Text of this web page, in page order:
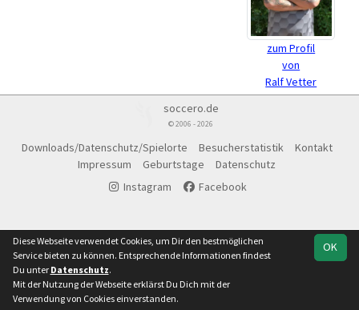
zum Profil
von
Ralf Vetter
soccero.de
© 2006 - 2026
Downloads/Datenschutz/Spielorte Besucherstatistik
Kontakt
Impressum
Geburtstage
Datenschutz
Instagram
Facebook
OK
Diese Webseite verwendet Cookies, um Dir den bestmöglichen
Service bieten zu können. Entsprechende Informationen findest
Du unter Datenschutz.
Mit der Nutzung der Webseite erklärst Du Dich mit der
Verwendung von Cookies einverstanden.